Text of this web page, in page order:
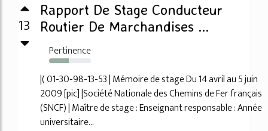
13
Rapport De Stage Conducteur
Routier De Marchandises ...
Pertinence
47%
|( 01-30-98-13-53 | Mémoire de stage Du 14 avril au 5 juin
2009 [pic] |Société Nationale des Chemins de Fer français
(SNCF) | Maître de stage : Enseignant responsable : Année
universitaire...